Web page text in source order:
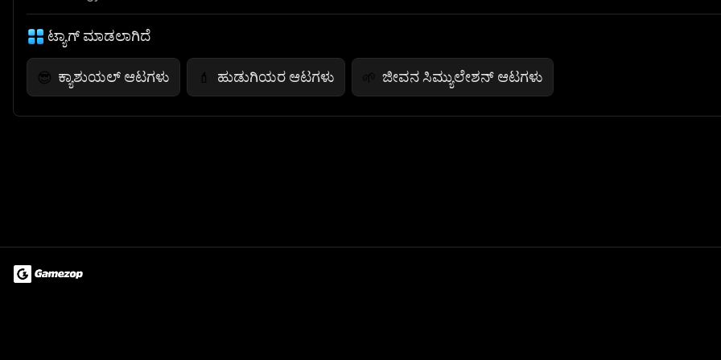
ಟ್ಯಾಗ್ ಮಾಡಲಾಗಿದೆ
😎 ಕ್ಯಾಶುಯಲ್ ಆಟಗಳು 💄 ಹುಡುಗಿಯರ ಆಟಗಳು 🌱 ಜೀವನ ಸಿಮ್ಯುಲೇಶನ್ ಆಟಗಳು